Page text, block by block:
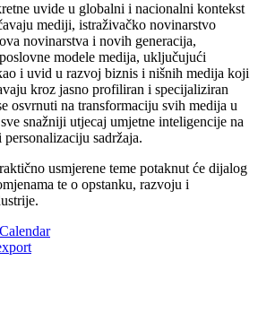
uvide u globalni i nacionalni kontekst
mediji, istraživačko novinarstvo
novinarstva i novih generacija,
modele medija, uključujući
i uvid u razvoj biznis i nišnih medija koji
kroz jasno profiliran i specijaliziran
osvrnuti na transformaciju svih medija u
snažniji utjecaj umjetne inteligencije na
sadržaja.
usmjerene teme potaknut će dijalog
te o opstanku, razvoju i